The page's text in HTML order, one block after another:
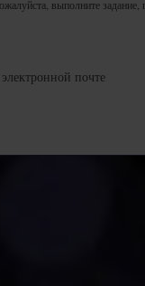
выполните
почте